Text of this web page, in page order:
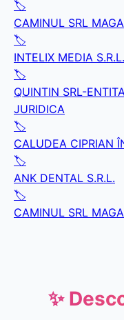
🏷️
CAMINUL SRL
🏷️
INTELIX MEDIA S.R.L.
🏷️
QUINTIN SRL-
JURIDICA
🏷️
CALUDEA CIPRIAN
🏷️
ANK DENTAL S.R.L.
🏷️
CAMINUL SRL
✨